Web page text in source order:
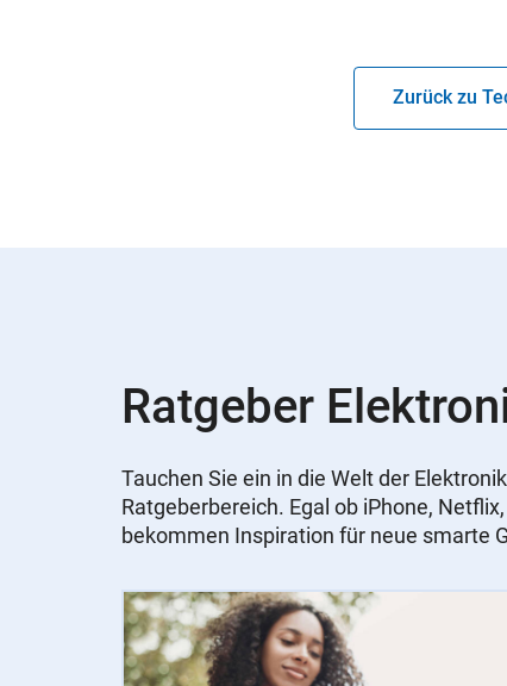
Zurück zu
Ratgeber
Tauchen Sie ein in die Welt der
Ratgeberbereich. Egal ob iPhone,
bekommen Inspiration für neue smarte
Instructions